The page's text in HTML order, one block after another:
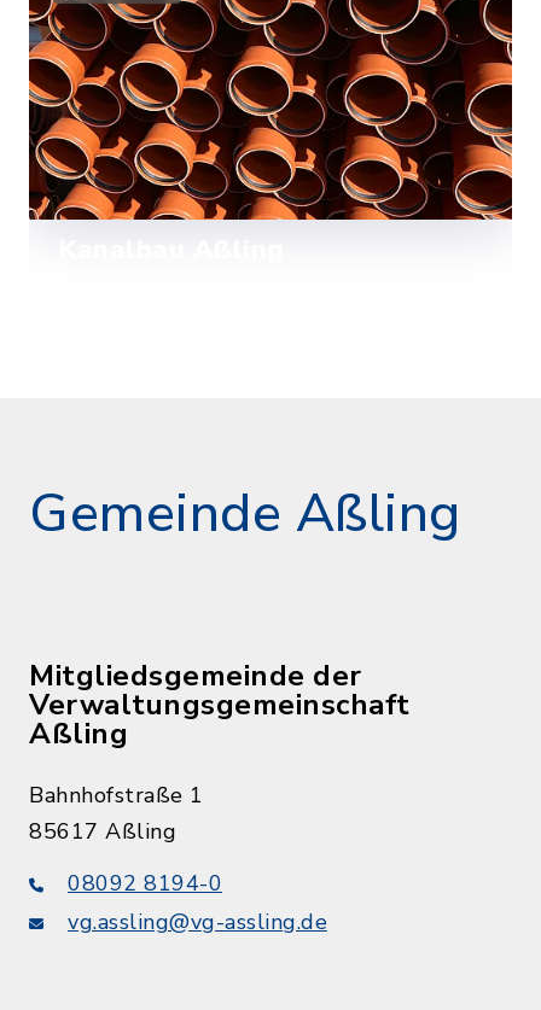
Gemeinde Aßling
Mitgliedsgemeinde der
Verwaltungsgemeinschaft
Aßling
Bahnhofstraße 1
85617 Aßling
08092 8194-0
vg.assling@vg-assling.de